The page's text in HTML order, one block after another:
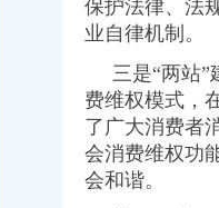
）
册）
注册）
口权）
注册）
出口权）
（工商注册）
口权)
保护法律、法
业自律机制。
三是“两站”
费维权模式，
了广大消费者
会消费维权功
会和谐。